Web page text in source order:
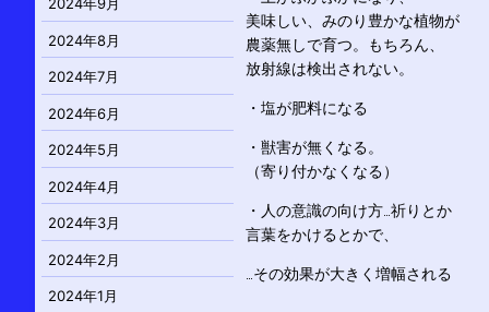
美味しい、みのり豊かな植物が
農薬無しで育つ。もちろん、
放射線は検出されない。
・塩が肥料になる
・獣害が無くなる。
（寄り付かなくなる）
・人の意識の向け方…祈りとか
言葉をかけるとかで、
…その効果が大きく増幅される
2024年9月
2024年8月
2024年7月
2024年6月
2024年5月
2024年4月
2024年3月
2024年2月
2024年1月